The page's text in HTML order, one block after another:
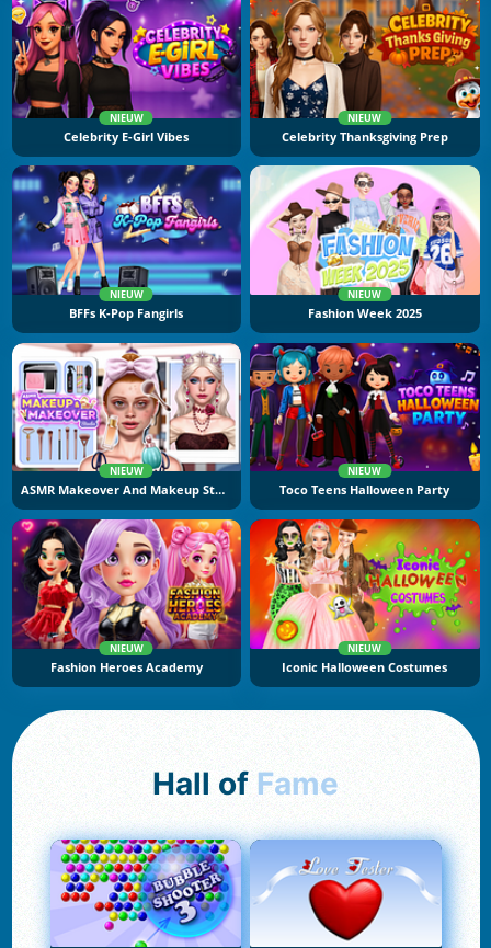
NIEUW
Celebrity E-Girl Vibes
NIEUW
Celebrity Thanksgiving Prep
NIEUW
BFFs K-Pop Fangirls
NIEUW
Fashion Week 2025
NIEUW
ASMR Makeover And Makeup Studio
NIEUW
Toco Teens Halloween Party
NIEUW
Fashion Heroes Academy
NIEUW
Iconic Halloween Costumes
Hall of Fame